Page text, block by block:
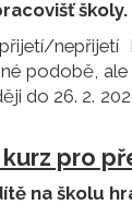
školy.
nepřijetí
podobě,
do 26. 2.
kurz pro
na školu